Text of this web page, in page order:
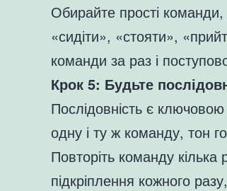
Обирайте прості команди,
«сидіти», «стояти»,
команди за раз і
Крок 5: Будьте
Послідовність є
одну і ту ж команду, тон
Повторіть команду кілька
підкріплення кожного